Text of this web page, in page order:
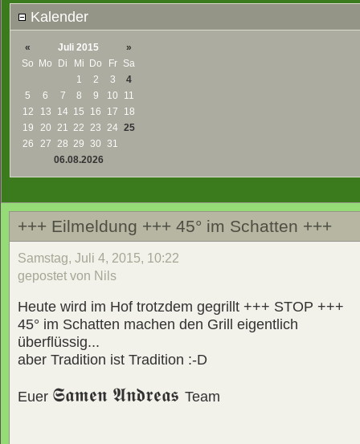
Kalender
« Juli 2015
»
So Mo Di Mi Do Fr
Sa
1
2 3
4
5
6 7 8 9 10
11
12
13 14 15 16 17
18
19
20 21 22 23 24 25
26
27 28 29 30 31
06.08.2026
+++ Eilmeldung +++ 45° im Schatten +++
Samstag, Juli 4, 2015, 10:22
gepostet von Nils
Heute wird im Hof trotzdem gegrillt +++ STOP +++
45° im Schatten machen den Grill eigentlich
überflüssig...
aber Tradition ist Tradition :-D
Euer 𝕾𝖆𝖒𝖊𝖓 𝕬𝖓𝖉𝖗𝖊𝖆𝖘 Team